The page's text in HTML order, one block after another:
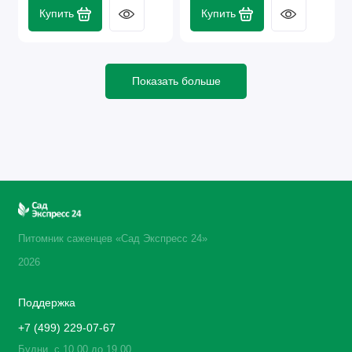
Купить Купить
Показать больше
Питомник саженцев «Сад Экспресс 24»
2026
Поддержка
+7 (499) 229-07-67
Будни, с 10.00 до 19.00